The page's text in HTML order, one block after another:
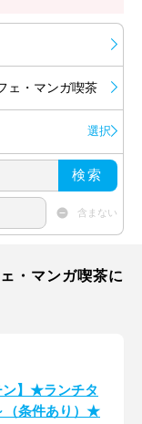
ェ・マンガ喫茶
選択
検索
含まない
・マンガ喫茶に
ン】★ランチタ
（条件あり）★